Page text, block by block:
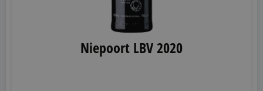
Niepoort LBV 2020